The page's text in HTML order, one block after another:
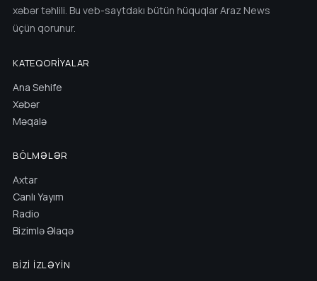
xəbər təhlili. Bu veb-saytdakı bütün hüquqlar Araz News
üçün qorunur.
KATEQORIYALAR
Ana Sehife
Xəbər
Məqalə
BÖLMƏLƏR
Axtar
Canlı Yayım
Radio
Bizimlə Əlaqə
BIZI İZLƏYIN